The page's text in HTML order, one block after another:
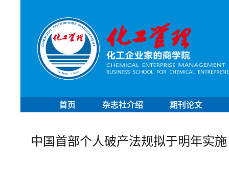
首页 杂志社介绍 期刊论文
中国首部个人破产法规拟于明年实